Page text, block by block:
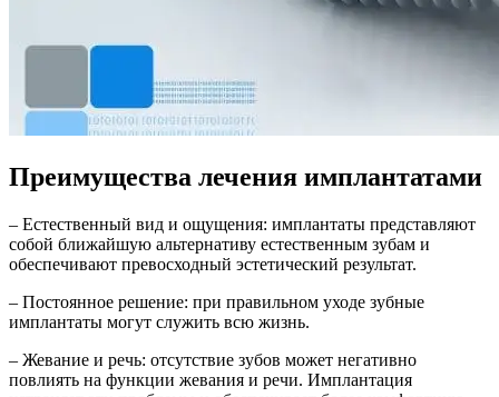
Преимущества лечения имплантатами
– Естественный вид и ощущения: имплантаты представляют
собой ближайшую альтернативу естественным зубам и
обеспечивают превосходный эстетический результат.
– Постоянное решение: при правильном уходе зубные
имплантаты могут служить всю жизнь.
– Жевание и речь: отсутствие зубов может негативно
повлиять на функции жевания и речи. Имплантация